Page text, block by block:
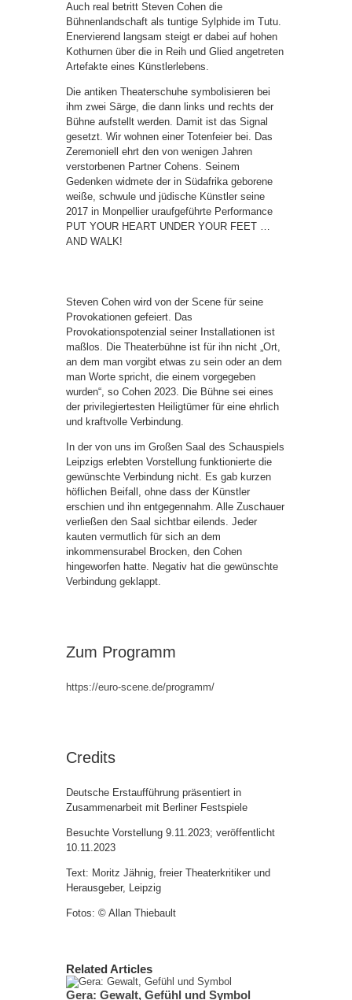
Auch real betritt Steven Cohen die
Bühnenlandschaft als tuntige Sylphide im Tutu.
Enervierend langsam steigt er dabei auf hohen
Kothurnen über die in Reih und Glied angetreten
Artefakte eines Künstlerlebens.
Die antiken Theaterschuhe symbolisieren bei
ihm zwei Särge, die dann links und rechts der
Bühne aufstellt werden. Damit ist das Signal
gesetzt. Wir wohnen einer Totenfeier bei. Das
Zeremoniell ehrt den von wenigen Jahren
verstorbenen Partner Cohens. Seinem
Gedenken widmete der in Südafrika geborene
weiße, schwule und jüdische Künstler seine
2017 in Monpellier uraufgeführte Performance
PUT YOUR HEART UNDER YOUR FEET …
AND WALK!
Steven Cohen wird von der Scene für seine
Provokationen gefeiert. Das
Provokationspotenzial seiner Installationen ist
maßlos. Die Theaterbühne ist für ihn nicht „Ort,
an dem man vorgibt etwas zu sein oder an dem
man Worte spricht, die einem vorgegeben
wurden“, so Cohen 2023. Die Bühne sei eines
der privilegiertesten Heiligtümer für eine ehrlich
und kraftvolle Verbindung.
In der von uns im Großen Saal des Schauspiels
Leipzigs erlebten Vorstellung funktionierte die
gewünschte Verbindung nicht. Es gab kurzen
höflichen Beifall, ohne dass der Künstler
erschien und ihn entgegennahm. Alle Zuschauer
verließen den Saal sichtbar eilends. Jeder
kauten vermutlich für sich an dem
inkommensurabel Brocken, den Cohen
hingeworfen hatte. Negativ hat die gewünschte
Verbindung geklappt.
Zum Programm
https://euro-scene.de/programm/
Credits
Deutsche Erstaufführung präsentiert in
Zusammenarbeit mit Berliner Festspiele
Besuchte Vorstellung 9.11.2023; veröffentlicht
10.11.2023
Text: Moritz Jähnig, freier Theaterkritiker und
Herausgeber, Leipzig
Fotos: © Allan Thiebault
Related Articles
Gera: Gewalt, Gefühl und Symbol